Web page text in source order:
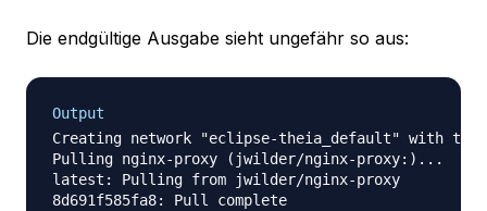
Die endgültige Ausgabe sieht ungefähr so aus:
Output
Creating network "eclipse-theia_default" with
Pulling nginx-proxy (jwilder/nginx-proxy:)...
latest: Pulling from jwilder/nginx-proxy
8d691f585fa8: Pull complete